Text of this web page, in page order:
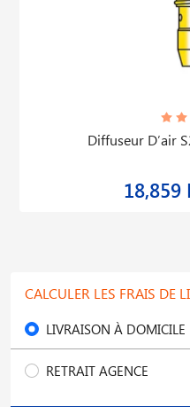
Diffuseur D′air
18,859
CALCULER LES FRAIS DE
LIVRAISON À DOMICILE
RETRAIT AGENCE